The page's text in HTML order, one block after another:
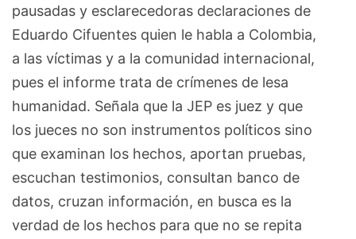
pausadas y esclarecedoras declaraciones de
Eduardo Cifuentes quien le habla a Colombia,
a las víctimas y a la comunidad internacional,
pues el informe trata de crímenes de lesa
humanidad. Señala que la JEP es juez y que
los jueces no son instrumentos políticos sino
que examinan los hechos, aportan pruebas,
escuchan testimonios, consultan banco de
datos, cruzan información, en busca es la
verdad de los hechos para que no se repita